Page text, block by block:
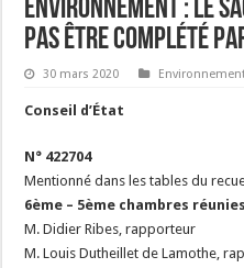
Environnement : le
pas être complété
30 mars 2020
Conseil d’État
N° 422704
Mentionné dans les tables du
6ème – 5ème chambres réunies
M. Didier Ribes, rapporteur
M. Louis Dutheillet de Lamothe,